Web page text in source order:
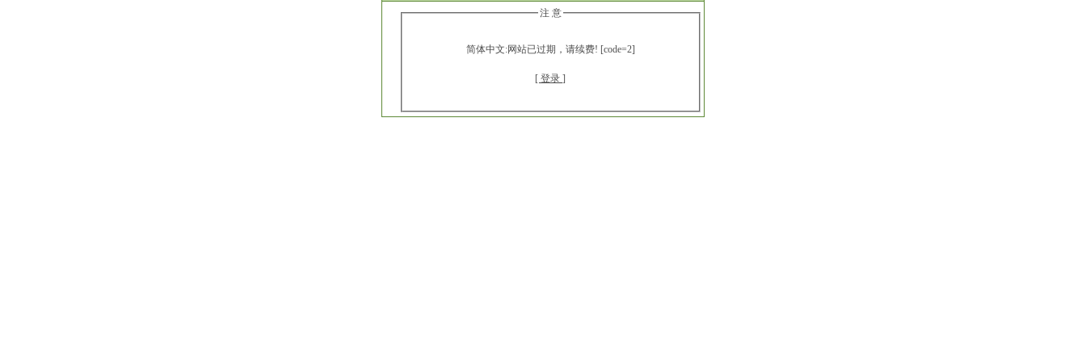
注 意
简体中文:网站已过期，请续费! [code=2]
[ 登录 ]